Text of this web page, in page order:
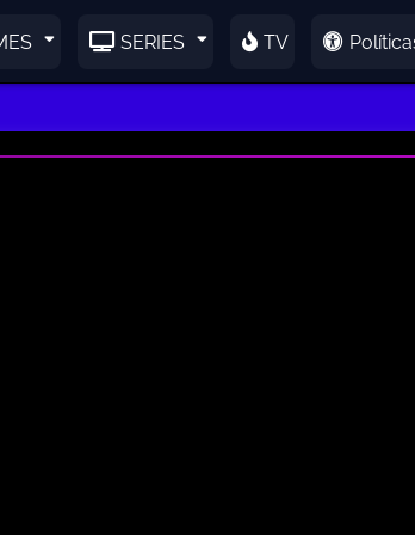
SERIES TV